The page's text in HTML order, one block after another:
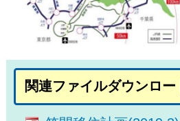
関連ファイルダウンロー